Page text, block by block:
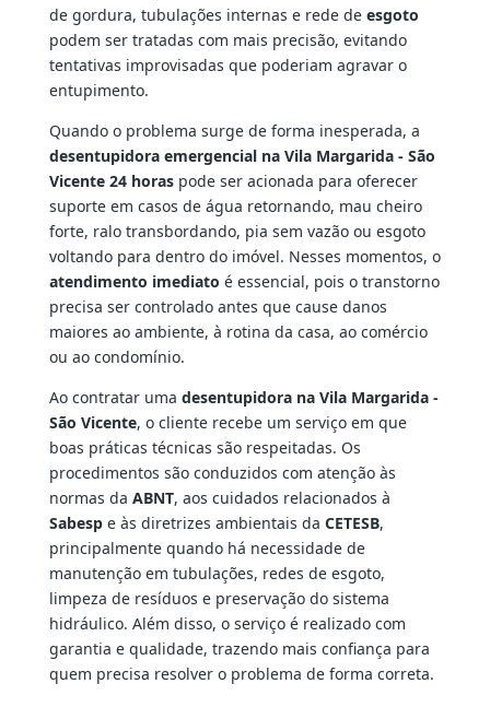
de gordura, tubulações internas e rede de esgoto
podem ser tratadas com mais precisão, evitando
tentativas improvisadas que poderiam agravar o
entupimento.
Quando o problema surge de forma inesperada, a
desentupidora emergencial na Vila Margarida - São
Vicente 24 horaspode ser acionada para oferecer
suporte em casos de água retornando, mau cheiro
forte, ralo transbordando, pia sem vazão ou esgoto
voltando para dentro do imóvel. Nesses momentos, o
atendimento imediato é essencial, pois o transtorno
precisa ser controlado antes que cause danos
maiores ao ambiente, à rotina da casa, ao comércio
ou ao condomínio.
Ao contratar uma desentupidora na Vila Margarida -
São Vicente, o cliente recebe um serviço em que
boas práticas técnicas são respeitadas. Os
procedimentos são conduzidos com atenção às
normas da ABNT, aos cuidados relacionados à
Sabespe às diretrizes ambientais da CETESB,
principalmente quando há necessidade de
manutenção em tubulações, redes de esgoto,
limpeza de resíduos e preservação do sistema
hidráulico. Além disso, o serviço é realizado com
garantia e qualidade, trazendo mais confiança para
quem precisa resolver o problema de forma correta.